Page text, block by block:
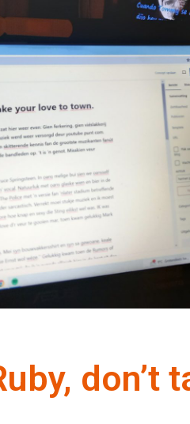
don’t